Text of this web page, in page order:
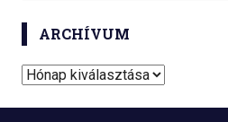
g
ARCHÍVUM
A